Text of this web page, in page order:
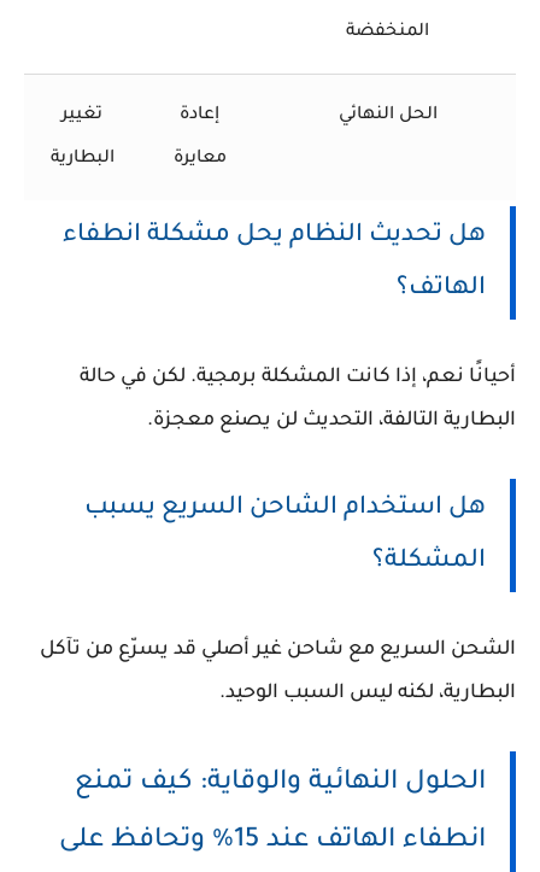
المنخفضة
الحل النهائي إعادة
معايرة
تغيير
البطارية
هل تحديث النظام يحل مشكلة انطفاء
الهاتف؟
أحيانًا نعم، إذا كانت المشكلة برمجية. لكن في حالة
البطارية التالفة، التحديث لن يصنع معجزة.
هل استخدام الشاحن السريع يسبب
المشكلة؟
الشحن السريع مع شاحن غير أصلي قد يسرّع من تآكل
البطارية، لكنه ليس السبب الوحيد.
الحلول النهائية والوقاية: كيف تمنع
انطفاء الهاتف عند 15% وتحافظ على